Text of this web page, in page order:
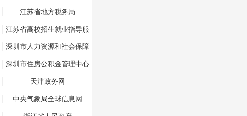
江苏省地方税务局
江苏省高校招生就业指导服
务中心
深圳市人力资源和社会保障
局
深圳市住房公积金管理中心
天津政务网
中央气象局全球信息网